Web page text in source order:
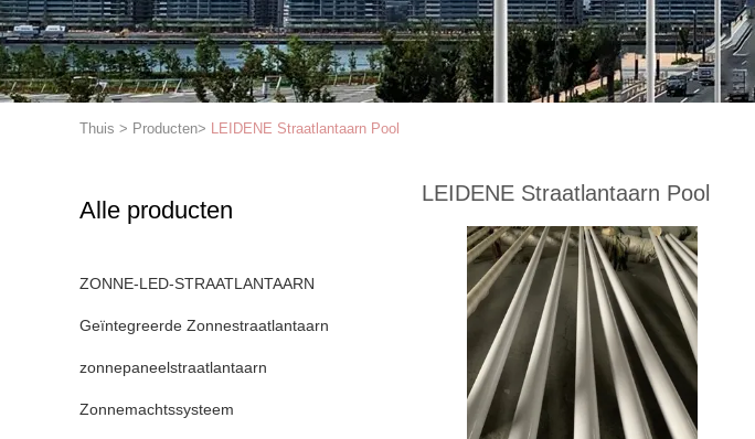
Thuis > Producten> LEIDENE Straatlantaarn Pool
Alle producten
ZONNE-LED-STRAATLANTAARN
Geïntegreerde Zonnestraatlantaarn
zonnepaneelstraatlantaarn
Zonnemachtssysteem
LEIDENE Straatlantaarn Pool